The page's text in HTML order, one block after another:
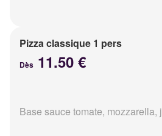
Pizza classique 1 pers
Dès 11.50 €
Base sauce tomate, mozzarella,